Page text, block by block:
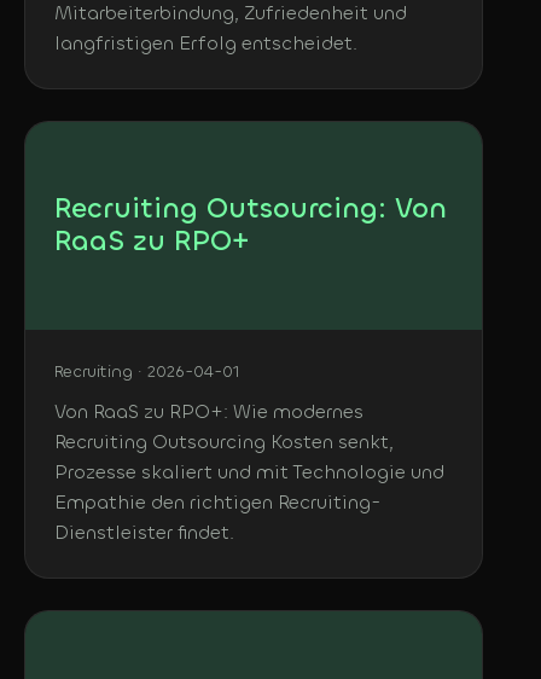
Mitarbeiterbindung, Zufriedenheit und
langfristigen Erfolg entscheidet.
Recruiting Outsourcing: Von
RaaS zu RPO+
Recruiting · 2026-04-01
Von RaaS zu RPO+: Wie modernes
Recruiting Outsourcing Kosten senkt,
Prozesse skaliert und mit Technologie und
Empathie den richtigen Recruiting-
Dienstleister findet.